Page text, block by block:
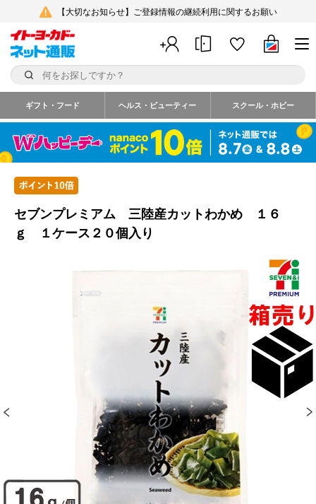
【大切なお知らせ】ご登録情報の継続利用に関するお願い
ギフト・フード ヘルス・ビューティー スクール・ホビー
セブンプレミアム 三陸産カットわかめ １６
ｇ １ケース２０個入り